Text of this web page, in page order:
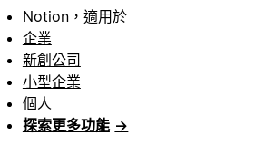
Notion，適用於
企業
新創公司
小型企業
個人
探索更多功能 →